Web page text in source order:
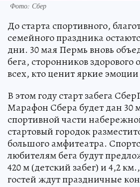
Фото: Сбер
До старта спортивного,
семейного праздника
дни. 30 мая Пермь вновь
бега, сторонников здорового
всех, кто ценит яркие
В этом году старт забега
Марафон Сбера будет дан 30
спортивной части
стартовый городок
большого амфитеатра.
любителям бега будут
420 м (детский забег) и 4,2
гостей ждут праздничные